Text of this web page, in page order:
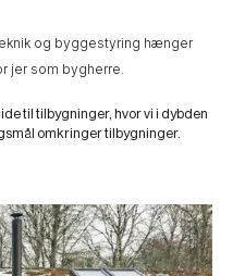
og byggestyring hænger
jer som bygherre.
til tilbygninger, hvor vi i dybden
omkringer tilbygninger.